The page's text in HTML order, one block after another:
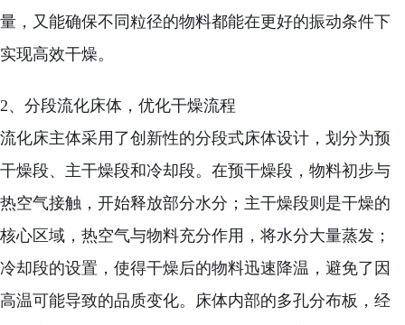
量，又能确保不同粒径的物料都能在更好的振动条件下
实现高效干燥。
2、分段流化床体，优化干燥流程
流化床主体采用了创新性的分段式床体设计，划分为预
干燥段、主干燥段和冷却段。在预干燥段，物料初步与
热空气接触，开始释放部分水分；主干燥段则是干燥的
核心区域，热空气与物料充分作用，将水分大量蒸发；
冷却段的设置，使得干燥后的物料迅速降温，避免了因
高温可能导致的品质变化。床体内部的多孔分布板，经